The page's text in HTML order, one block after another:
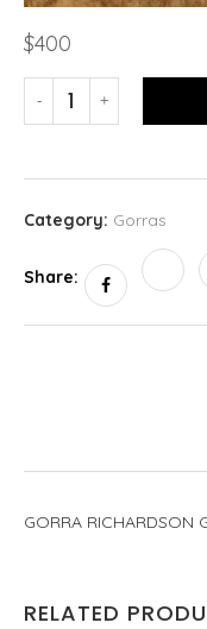
$400
Category: Gorras
Share:
GORRA RICHARDSON
RELATED